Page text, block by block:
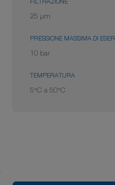
FILTRAZIONE
25 μm
PRESSIONE MASSIMA DI
10 bar
TEMPERATURA
5°C a 50°C